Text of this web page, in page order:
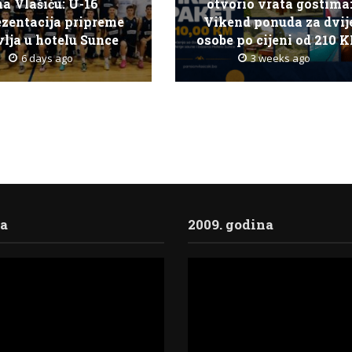
Vlašiću: U-16
pripreme
u hotelu Sunce
6 days ago
otvorio vrata
Vikend ponuda za
osobe po cijeni od 210
3 weeks ago
2009. godina